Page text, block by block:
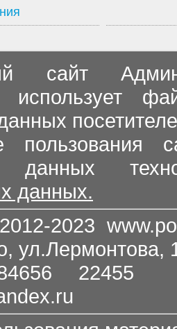
сайт
использует
пользования
данных
данных.
2023
ул.Лермонтова,